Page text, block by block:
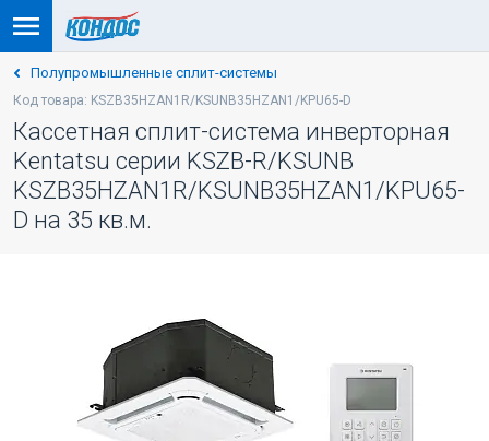
Полупромышленные сплит-системы
Код товара: KSZB35HZAN1R/KSUNB35HZAN1/KPU65-D
Кассетная сплит-система инверторная
Kentatsu серии KSZB-R/KSUNB
KSZB35HZAN1R/KSUNB35HZAN1/KPU65-
D на 35 кв.м.